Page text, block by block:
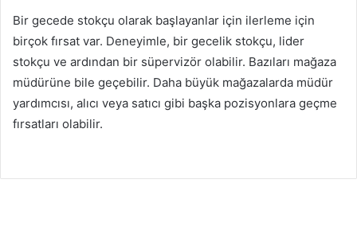
Bir gecede stokçu olarak başlayanlar için ilerleme için
birçok fırsat var. Deneyimle, bir gecelik stokçu, lider
stokçu ve ardından bir süpervizör olabilir. Bazıları mağaza
müdürüne bile geçebilir. Daha büyük mağazalarda müdür
yardımcısı, alıcı veya satıcı gibi başka pozisyonlara geçme
fırsatları olabilir.